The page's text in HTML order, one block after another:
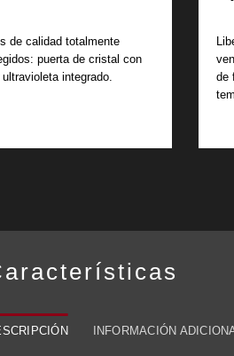
de calidad totalmente
puerta de cristal con
integrado.
de
INFORMACIÓN